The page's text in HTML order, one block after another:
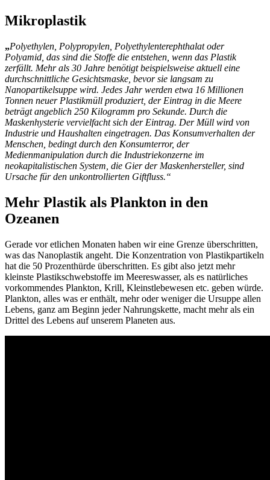
Mikroplastik
„Polyethylen, Polypropylen, Polyethylenterephthalat oder
Polyamid, das sind die Stoffe die entstehen, wenn das Plastik
zerfällt. Mehr als 30 Jahre benötigt beispielsweise aktuell eine
durchschnittliche Gesichtsmaske, bevor sie langsam zu
Nanopartikelsuppe wird. Jedes Jahr werden etwa 16 Millionen
Tonnen neuer Plastikmüll produziert, der Eintrag in die Meere
beträgt angeblich 250 Kilogramm pro Sekunde. Durch die
Maskenhysterie vervielfacht sich der Eintrag. Der Müll wird von
Industrie und Haushalten eingetragen. Das Konsumverhalten der
Menschen, bedingt durch den Konsumterror, der
Medienmanipulation durch die Industriekonzerne im
neokapitalistischen System, die Gier der Maskenhersteller, sind
Ursache für den unkontrollierten Giftfluss.“
Mehr Plastik als Plankton in den
Ozeanen
Gerade vor etlichen Monaten haben wir eine Grenze überschritten,
was das Nanoplastik angeht. Die Konzentration von Plastikpartikeln
hat die 50 Prozenthürde überschritten. Es gibt also jetzt mehr
kleinste Plastikschwebstoffe im Meereswasser, als es natürliches
vorkommendes Plankton, Krill, Kleinstlebewesen etc. geben würde.
Plankton, alles was er enthält, mehr oder weniger die Ursuppe allen
Lebens, ganz am Beginn jeder Nahrungskette, macht mehr als ein
Drittel des Lebens auf unserem Planeten aus.